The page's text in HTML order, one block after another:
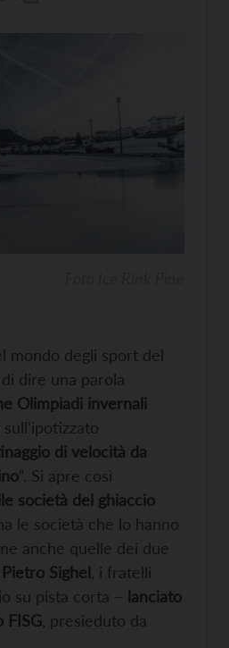
mondo degli sport del
dire una parola
Olimpiadi invernali
sull’ipotizzato
di velocità da
“. Si apre così
società del ghiaccio
le società che lo hanno
anche quelle dei due
Sighel, i fratelli
su pista corta – lanciato
FISG, presieduto da